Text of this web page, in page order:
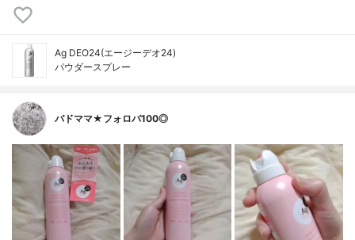
Ag DEO24(エージーデオ24)
パウダースプレー
バドママ★フォロバ100◎